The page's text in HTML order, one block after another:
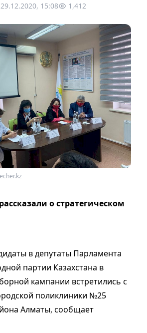
29.12.2020, 15:08 1,412
о стратегическом
в депутаты Парламента
партии Казахстана в
кампании встретились с
поликлиники №25
Алматы, сообщает